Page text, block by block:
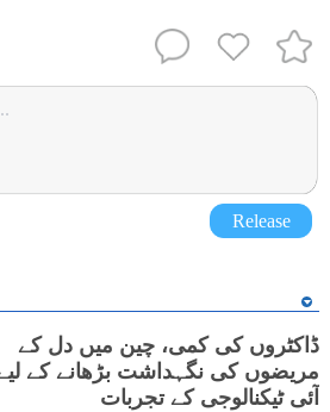
Release
ڈاکٹروں کی کمی، چین میں دل کے
مریضوں کی نگہداشت بڑھانے کے
آئی ٹیکنالوجی کے تجربات